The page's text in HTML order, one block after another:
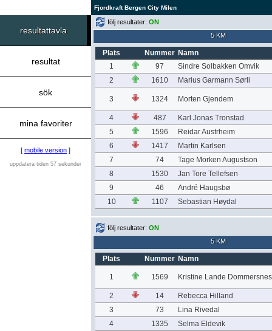
Fjordkraft Bergen City Milen
resultattavla
resultat
sök
mina favoriter
[ mobile version ]
uppdatera tiden 57 sekunder
följ resultater: ON
5 KM
Plats Nummer Namn
1
97
Sindre Solbakken Omvik
2
1610 Marius Garmann Sørli
3 1324 Morten Gjendem
4 487
Karl Jonas Tronstad
5
1596
Reidar Austrheim
6
1417
Martin Karlsen
7
74
Tage Morken Augustson
8
1530
Jan Tore Tellefsen
9
46
André Haugsbø
10
1107 Sebastian Høydal
följ resultater: ON
5 KM
Plats Nummer Namn
1 1569 Kristine Lande Dommersnes
2 14
Rebecca Hilland
3
73
Lina Rivedal
4
1335
Selma Eldevik